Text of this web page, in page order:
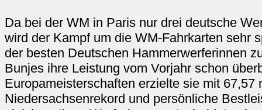
Da bei der WM in Paris nur drei deutsche
wird der Kampf um die WM-Fahrkarten sehr
der besten Deutschen Hammerwerferinnen
Bunjes ihre Leistung vom Vorjahr schon
Europameisterschaften erzielte sie mit 67,57
Niedersachsenrekord und persönliche